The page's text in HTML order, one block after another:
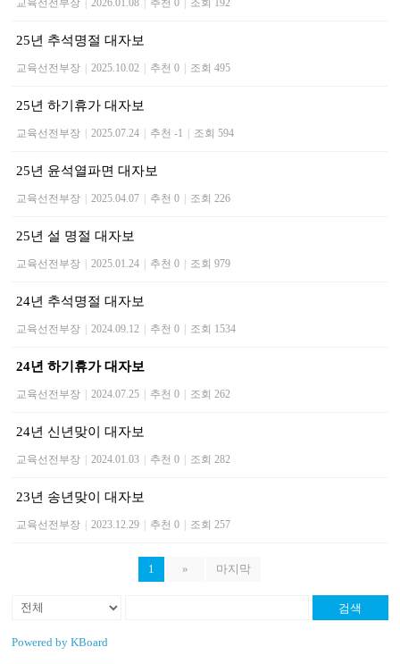
교육선전부장 | 2026.01.08 | 추천 0 | 조회 192
25년 추석명절 대자보
교육선전부장 | 2025.10.02 | 추천 0 | 조회 495
25년 하기휴가 대자보
교육선전부장 | 2025.07.24 | 추천 -1 | 조회 594
25년 윤석열파면 대자보
교육선전부장 | 2025.04.07 | 추천 0 | 조회 226
25년 설 명절 대자보
교육선전부장 | 2025.01.24 | 추천 0 | 조회 979
24년 추석명절 대자보
교육선전부장 | 2024.09.12 | 추천 0 | 조회 1534
24년 하기휴가 대자보
교육선전부장 | 2024.07.25 | 추천 0 | 조회 262
24년 신년맞이 대자보
교육선전부장 | 2024.01.03 | 추천 0 | 조회 282
23년 송년맞이 대자보
교육선전부장 | 2023.12.29 | 추천 0 | 조회 257
1 » 마지막
검색
Powered by KBoard